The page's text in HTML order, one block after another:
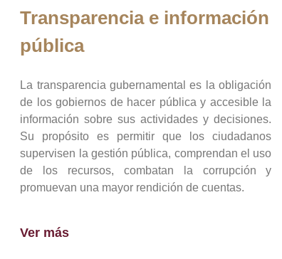
Transparencia e información
pública
La transparencia gubernamental es la obligación
de los gobiernos de hacer pública y accesible la
información sobre sus actividades y decisiones.
Su propósito es permitir que los ciudadanos
supervisen la gestión pública, comprendan el uso
de los recursos, combatan la corrupción y
promuevan una mayor rendición de cuentas.
Ver más